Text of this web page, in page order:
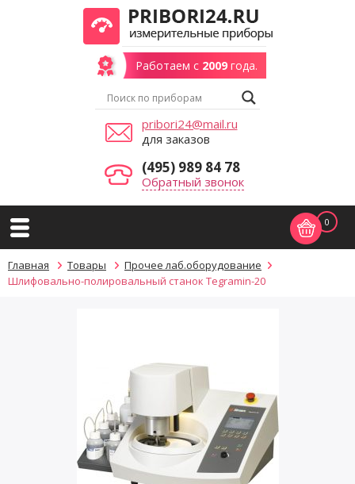
Работаем с 2009года.
pribori24@mail.ru
для заказов
(495) 989 84 78
Обратный звонок
0
Главная Товары
Прочее лаб.оборудование
Шлифовально-полировальный станок Tegramin-20